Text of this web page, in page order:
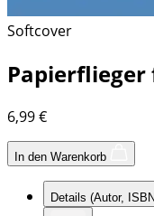
Softcover
Papierflieger
6,99€
In den Warenkorb
Details (Autor,